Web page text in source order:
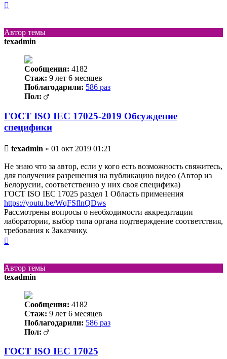
Автор темы
texadmin
Сообщения: 4182
Стаж: 9 лет 6 месяцев
Поблагодарили: 586 раз
Пол:
ГОСТ ISO IEC 17025-2019 Обсуждение
специфики
Непрочитанное
texadmin » 01 окт 2019 01:21
Не знаю что за автор, если у кого есть возможность свяжитесь,
для получения разрешения на публикацию видео (Автор из
Белорусии, соответственно у них своя специфика)
ГОСТ ISO IEC 17025 раздел 1 Область применения
https://youtu.be/WqFSflnQDws
Рассмотрены вопросы о необходимости аккредитации
лаборатории, выбор типа органа подтверждение соответствия,
требования к Заказчику.
Автор темы
texadmin
Сообщения: 4182
Стаж: 9 лет 6 месяцев
Поблагодарили: 586 раз
Пол:
ГОСТ ISO IEC 17025